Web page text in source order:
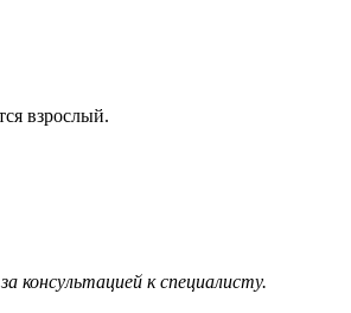
взрослый.
консультацией к специалисту.